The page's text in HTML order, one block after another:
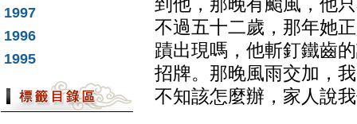
1997
1996
1995
到他，那晚有颱風，他
不過五十二歲，那年她
蹟出現嗎，他斬釘鐵齒
招牌。那晚風雨交加，
不知該怎麼辦，家人說